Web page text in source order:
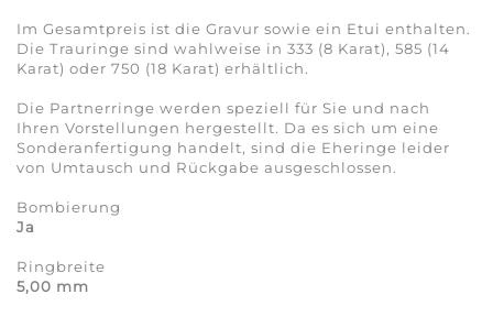
Im Gesamtpreis ist die Gravur sowie ein Etui enthalten.
Die Trauringe sind wahlweise in 333 (8 Karat), 585 (14
Karat) oder 750 (18 Karat) erhältlich.
Die Partnerringe werden speziell für Sie und nach
Ihren Vorstellungen hergestellt. Da es sich um eine
Sonderanfertigung handelt, sind die Eheringe leider
von Umtausch und Rückgabe ausgeschlossen.
Bombierung
Ja
Ringbreite
5,00 mm